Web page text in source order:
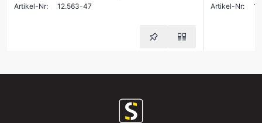
Artikel-Nr: 12.563-47 Artikel-Nr: